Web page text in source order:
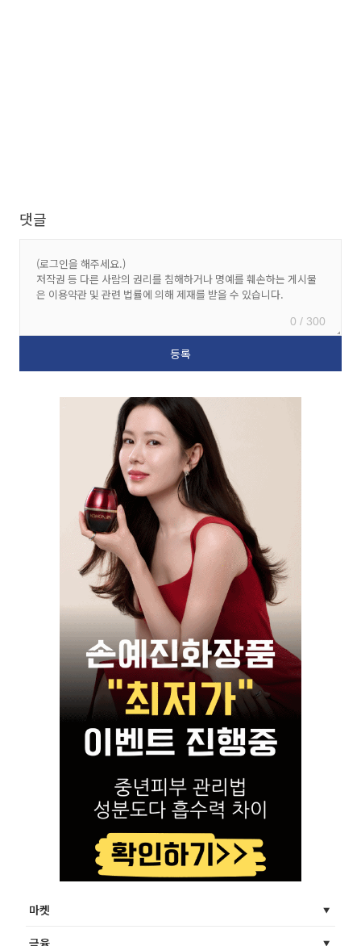
댓글
0 / 300
마켓